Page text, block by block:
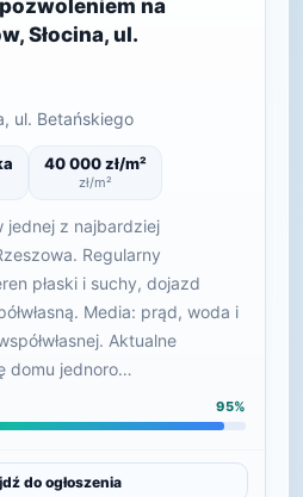
pozwoleniem na
Słocina, ul.
ul. Betańskiego
40 000 zł/m²
zł/m²
jednej z najbardziej
Regularny
płaski i suchy, dojazd
Media: prąd, woda i
Aktualne
domu jednoro…
95%
do ogłoszenia